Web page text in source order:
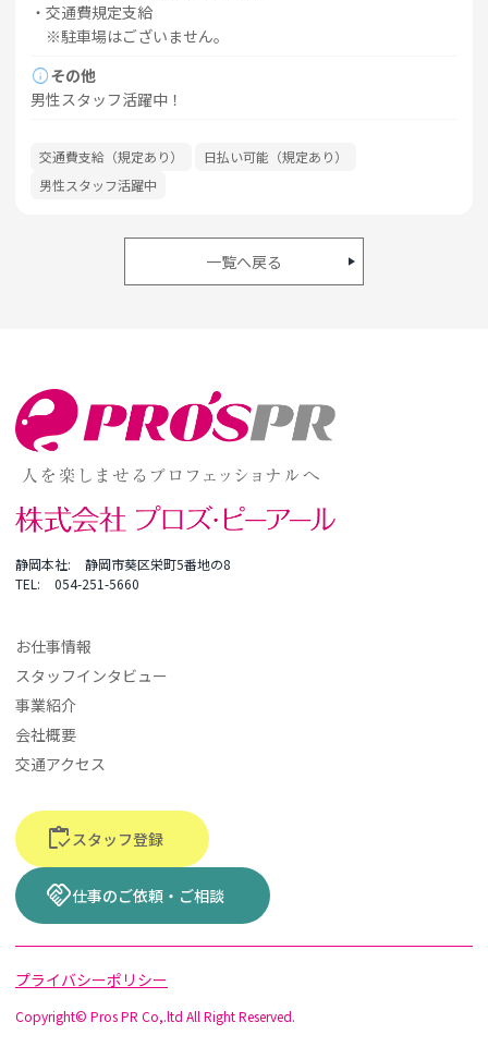
・交通費規定支給
※駐車場はございません。
infoその他
男性スタッフ活躍中！
交通費支給（規定あり）
日払い可能（規定あり）
男性スタッフ活躍中
一覧へ戻る
静岡本社
静岡市葵区栄町5番地の8
TEL
054-251-5660
お仕事情報
スタッフインタビュー
事業紹介
会社概要
交通アクセス
inventoryスタッフ登録
handshake仕事のご依頼・ご相談
プライバシーポリシー
Copyright© Pros PR Co,.ltd All Right Reserved.